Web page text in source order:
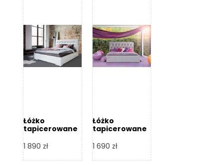
Łóżko
tapicerowane
Design
1 890 zł
Łóżko
tapicerowane
Design
1 690 zł